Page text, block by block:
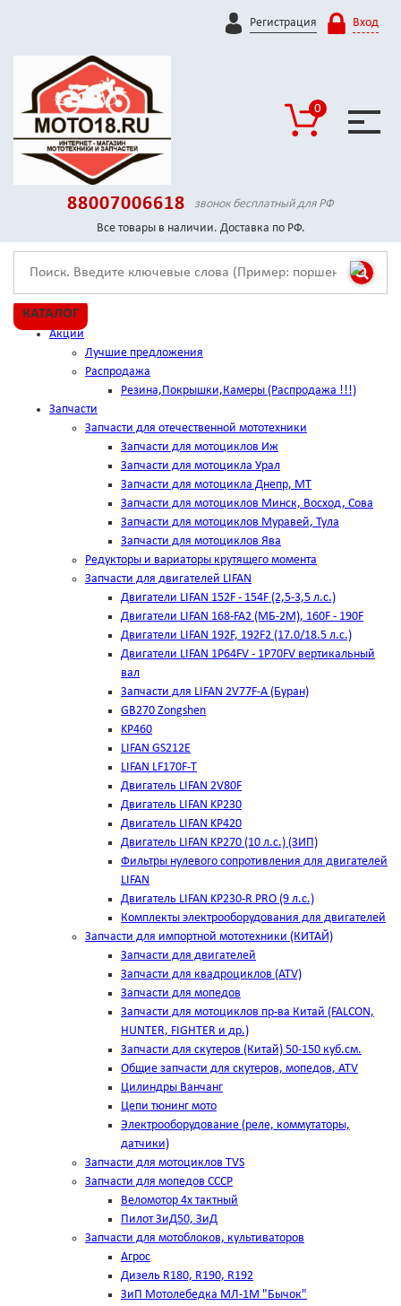
Регистрация Вход
0
88007006618
звонок бесплатный для РФ
Все товары в наличии. Доставка по РФ.
КАТАЛОГ
Акции
Лучшие предложения
Распродажа
Резина,Покрышки,Камеры (Распродажа !!!)
Запчасти
Запчасти для отечественной мототехники
Запчасти для мотоциклов Иж
Запчасти для мотоцикла Урал
Запчасти для мотоцикла Днепр, МТ
Запчасти для мотоциклов Минск, Восход, Сова
Запчасти для мотоциклов Муравей, Тула
Запчасти для мотоциклов Ява
Редукторы и вариаторы крутящего момента
Запчасти для двигателей LIFAN
Двигатели LIFAN 152F - 154F (2,5-3,5 л.с.)
Двигатели LIFAN 168-FA2 (МБ-2М), 160F - 190F
Двигатели LIFAN 192F, 192F2 (17.0/18.5 л.с.)
Двигатели LIFAN 1Р64FV - 1Р70FV вертикальный
вал
Запчасти для LIFAN 2V77F-A (Буран)
GB270 Zongshen
KP460
LIFAN GS212E
LIFAN LF170F-T
Двигатель LIFAN 2V80F
Двигатель LIFAN KP230
Двигатель LIFAN KP420
Двигатель LIFAN KP270 (10 л.с.) (ЗИП)
Фильтры нулевого сопротивления для двигателей
LIFAN
Двигатель LIFAN KP230-R PRO (9 л.с.)
Комплекты электрооборудования для двигателей
Запчасти для импортной мототехники (КИТАЙ)
Запчасти для двигателей
Запчасти для квадроциклов (ATV)
Запчасти для мопедов
Запчасти для мотоциклов пр-ва Китай (FALCON,
HUNTER, FIGHTER и др.)
Запчасти для скутеров (Китай) 50-150 куб.см.
Общие запчасти для скутеров, мопедов, ATV
Цилиндры Ванчанг
Цепи тюнинг мото
Электрооборудование (реле, коммутаторы,
датчики)
Запчасти для мотоциклов TVS
Запчасти для мопедов СССР
Веломотор 4х тактный
Пилот ЗиД50, ЗиД
Запчасти для мотоблоков, культиваторов
Агрос
Дизель R180, R190, R192
ЗиП Мотолебедка МЛ-1М "Бычок"